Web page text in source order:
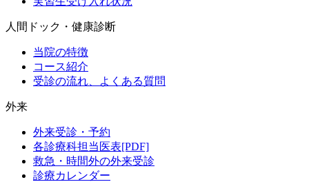
人間ドック・健康診断
当院の特徴
コース紹介
受診の流れ、よくある質問
外来
外来受診・予約
各診療科担当医表[PDF]
救急・時間外の外来受診
診療カレンダー